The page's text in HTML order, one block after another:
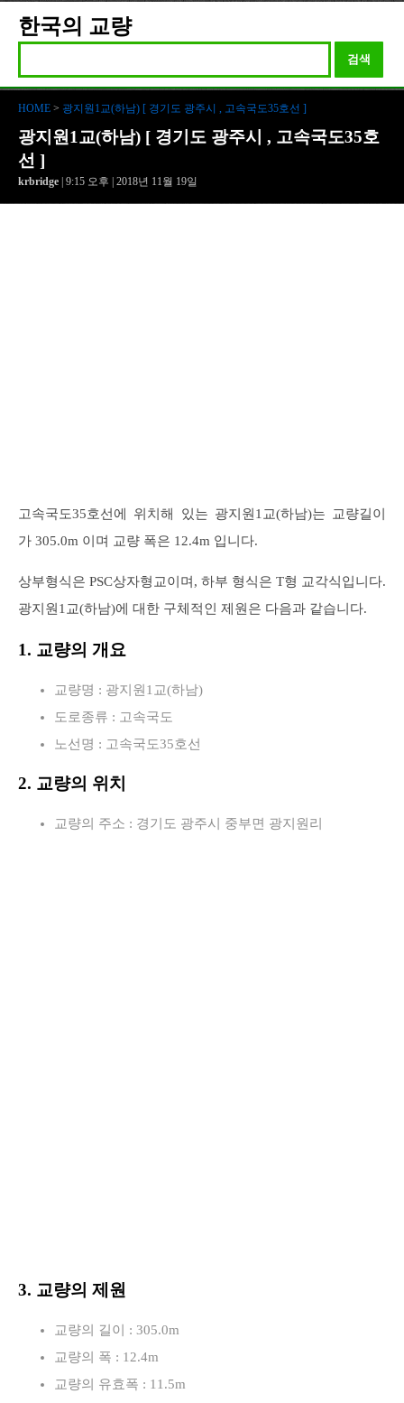
한국의 교량
검색
HOME > 광지원1교(하남) [ 경기도 광주시 , 고속국도35호선 ]
광지원1교(하남) [ 경기도 광주시 , 고속국도35호
선 ]
krbridge | 9:15 오후 | 2018년 11월 19일
고속국도35호선에 위치해 있는 광지원1교(하남)는 교량길이
가 305.0m 이며 교량 폭은 12.4m 입니다.
상부형식은 PSC상자형교이며, 하부 형식은 T형 교각식입니다.
광지원1교(하남)에 대한 구체적인 제원은 다음과 같습니다.
1. 교량의 개요
교량명 : 광지원1교(하남)
도로종류 : 고속국도
노선명 : 고속국도35호선
2. 교량의 위치
교량의 주소 : 경기도 광주시 중부면 광지원리
3. 교량의 제원
교량의 길이 : 305.0m
교량의 폭 : 12.4m
교량의 유효폭 : 11.5m